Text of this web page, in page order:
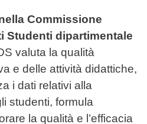
Commissione
Studenti dipartimentale
valuta la qualità
e delle attività didattiche,
i dati relativi alla
studenti, formula
la qualità e l’efficacia